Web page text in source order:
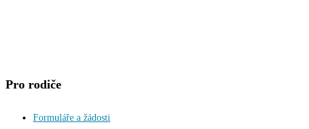
Pro rodiče
Formuláře a žádosti